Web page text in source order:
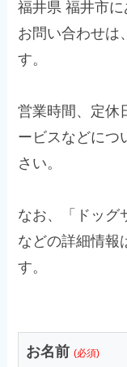
福井県 福井市
お問い合わせは
す。
営業時間、定休
ービスなどにつ
さい。
なお、「ドッグ
などの詳細情報
す。
お名前 (必須)